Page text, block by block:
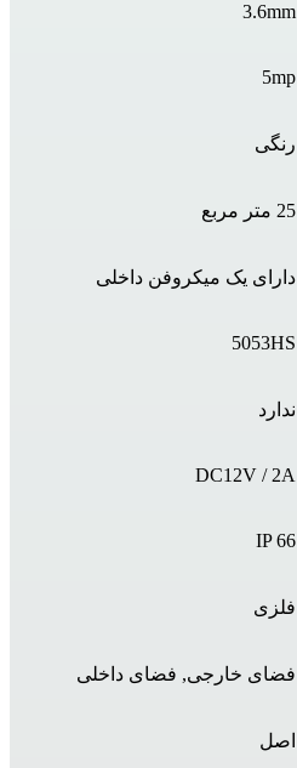
3.6mm
5mp
رنگی
25 متر مربع
دارای یک میکروفن داخلی
5053HS
ندارد
DC12V / 2A
IP 66
فلزی
فضای خارجی, فضای داخلی
اصل